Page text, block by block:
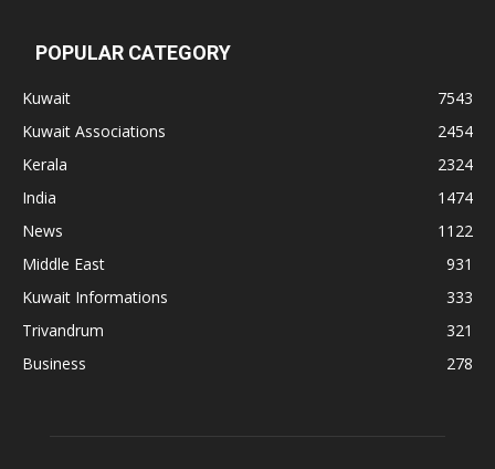
POPULAR CATEGORY
Kuwait
7543
Kuwait Associations
2454
Kerala
2324
India
1474
News
1122
Middle East
931
Kuwait Informations
333
Trivandrum
321
Business
278